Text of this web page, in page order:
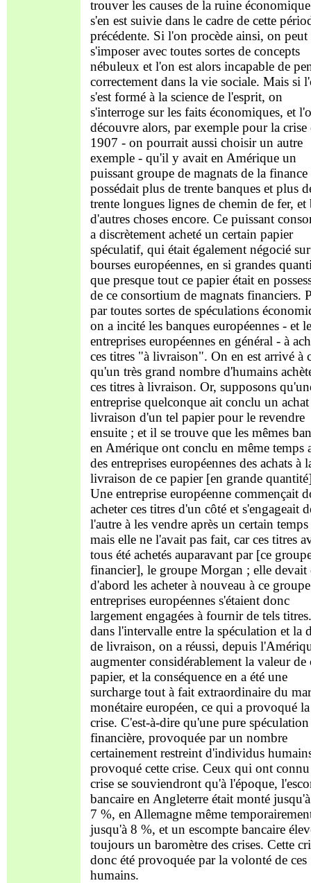
trouver les causes de la ruine
s'en est suivie dans le cadre de cette
précédente. Si l'on procède ainsi, on peut
s'imposer avec toutes sortes de concepts
nébuleux et l'on est alors incapable de
correctement dans la vie sociale. Mais si
s'est formé à la science de l'esprit, on
s'interroge sur les faits économiques, et
découvre alors, par exemple pour la crise
1907 - on pourrait aussi choisir un autre
exemple - qu'il y avait en Amérique un
puissant groupe de magnats de la
possédait plus de trente banques et plus
trente longues lignes de chemin de fer, et
d'autres choses encore. Ce puissant
a discrètement acheté un certain papier
spéculatif, qui était également négocié
bourses européennes, en si grandes
que presque tout ce papier était en
de ce consortium de magnats financiers.
par toutes sortes de spéculations
on a incité les banques européennes - et
entreprises européennes en général - à
ces titres "à livraison". On en est arrivé à
qu'un très grand nombre d'humains
ces titres à livraison. Or, supposons
entreprise quelconque ait conclu un achat
livraison d'un tel papier pour le revendre
ensuite ; et il se trouve que les mêmes
en Amérique ont conclu en même temps
des entreprises européennes des achats à
livraison de ce papier [en grande
Une entreprise européenne commençait
acheter ces titres d'un côté et s'engageait
l'autre à les vendre après un certain
mais elle ne l'avait pas fait, car ces titres
tous été achetés auparavant par [ce
financier], le groupe Morgan ; elle devait
d'abord les acheter à nouveau à ce
entreprises européennes s'étaient donc
largement engagées à fournir de tels
dans l'intervalle entre la spéculation et la
de livraison, on a réussi, depuis
augmenter considérablement la valeur de
papier, et la conséquence en a été une
surcharge tout à fait extraordinaire du
monétaire européen, ce qui a provoqué la
crise. C'est-à-dire qu'une pure spéculation
financière, provoquée par un nombre
certainement restreint d'individus
provoqué cette crise. Ceux qui ont connu
crise se souviendront qu'à l'époque,
bancaire en Angleterre était monté jusqu'à
7 %, en Allemagne même
jusqu'à 8 %, et un escompte bancaire
toujours un baromètre des crises. Cette
donc été provoquée par la volonté de ces
humains.